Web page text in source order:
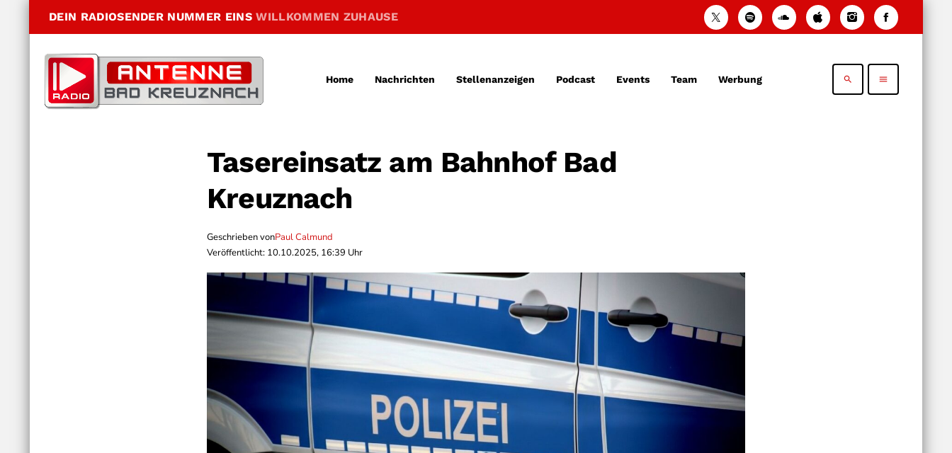
DEIN RADIOSENDER NUMMER EINSWILLKOMMEN ZUHAUSE
Home Nachrichten Stellenanzeigen Podcast Events Team Werbung search menu
Tasereinsatz am Bahnhof Bad
Kreuznach
Geschrieben vonPaul Calmund
Veröffentlicht: 10.10.2025, 16:39 Uhr